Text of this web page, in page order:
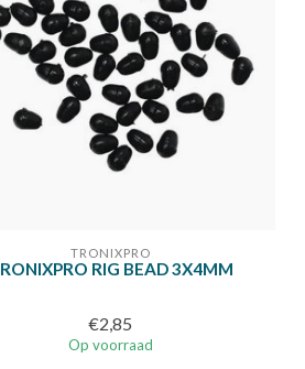
TRONIXPRO
RIG BEAD 3X4MM
€2,85
Op voorraad